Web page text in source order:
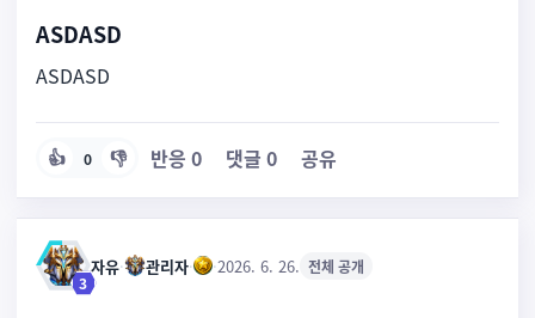
ASDASD
ASDASD
👍 0 👎 반응 0 댓글 0 공유
3
자유· 관리자· ·2026. 6. 26. 전체 공개